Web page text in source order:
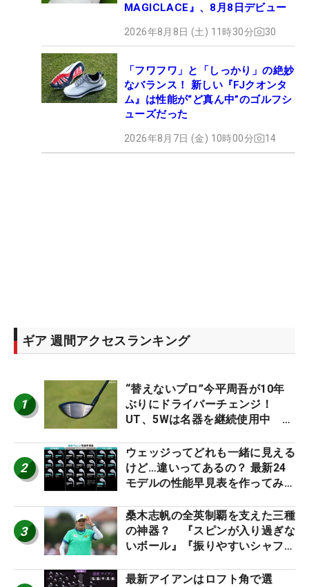
MAGICLACE』、8月8日デビュー
2026年8月8日 (土) 11時30分 30
「フワフワ」と「しっかり」の絶妙
なバランス！ 新しい『FJクオンタ
ム』は性能が“ど真ん中”のゴルフシ
ューズだった
2026年8月7日 (金) 10時00分 14
ギア 週間アクセスランキング
1
“替えないプロ”今平周吾が10年
ぶりにドライバーチェンジ！
UT、5Wは名器を継続使用中 #
2
ウェッジってどれも一緒に見える
けど…違いってあるの？ 最新24
モデルの性能早見表を作ってみ
3
桑木志帆の全英制覇を支えた三種
の神器？ 『スピンが入り過ぎな
いボール』『振りやすいシャフ
ー』 #女子プロセッティング
最新アイアンはロフト角で選